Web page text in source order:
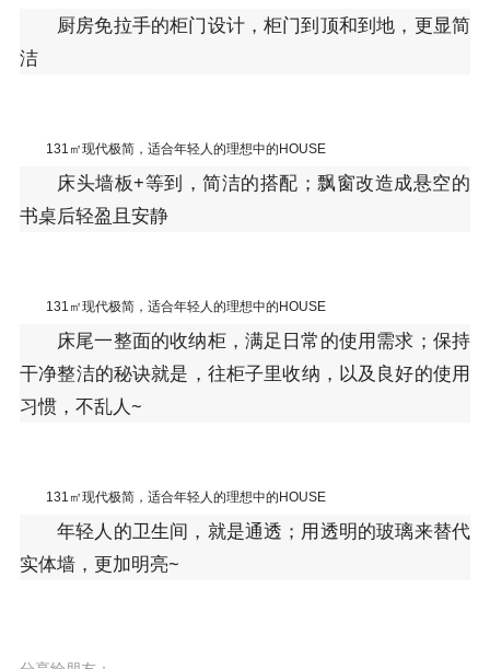
厨房免拉手的柜门设计，柜门到顶和到地，更显简
洁
131㎡现代极简，适合年轻人的理想中的HOUSE
床头墙板+等到，简洁的搭配；飘窗改造成悬空的
书桌后轻盈且安静
131㎡现代极简，适合年轻人的理想中的HOUSE
床尾一整面的收纳柜，满足日常的使用需求；保持
干净整洁的秘诀就是，往柜子里收纳，以及良好的使用
习惯，不乱人~
131㎡现代极简，适合年轻人的理想中的HOUSE
年轻人的卫生间，就是通透；用透明的玻璃来替代
实体墙，更加明亮~